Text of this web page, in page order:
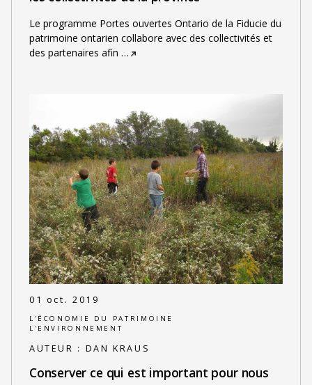
Le programme Portes ouvertes Ontario de la Fiducie du
patrimoine ontarien collabore avec des collectivités et
des partenaires afin …
01 oct. 2019
L'ÉCONOMIE DU PATRIMOINE
L'ENVIRONNEMENT
AUTEUR : DAN KRAUS
Conserver ce qui est important pour nous